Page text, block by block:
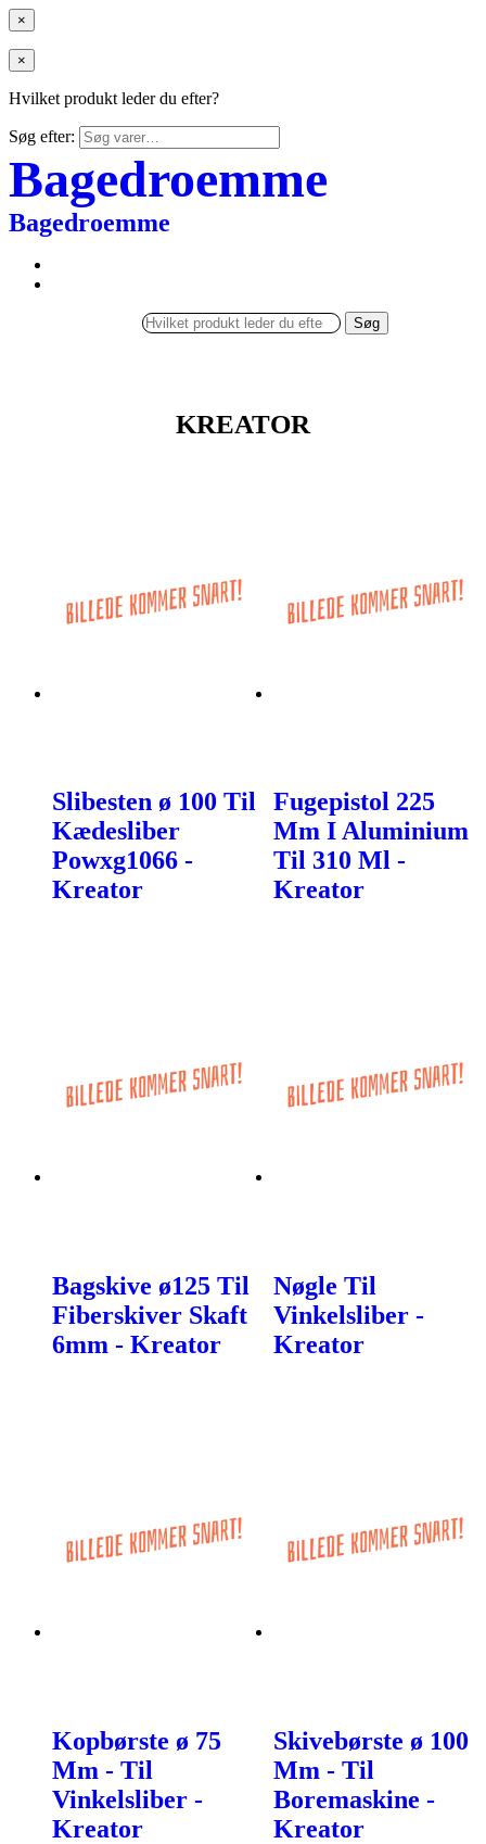
×
×
Hvilket produkt leder du efter?
Søg efter:
Bagedroemme
Bagedroemme
Søg
KREATOR
Slibesten ø 100 Til
Kædesliber
Powxg1066 -
Kreator
Fugepistol 225
Mm I Aluminium
Til 310 Ml -
Kreator
Bagskive ø125 Til
Fiberskiver Skaft
6mm - Kreator
Nøgle Til
Vinkelsliber -
Kreator
Kopbørste ø 75
Mm - Til
Vinkelsliber -
Kreator
Skivebørste ø 100
Mm - Til
Boremaskine -
Kreator